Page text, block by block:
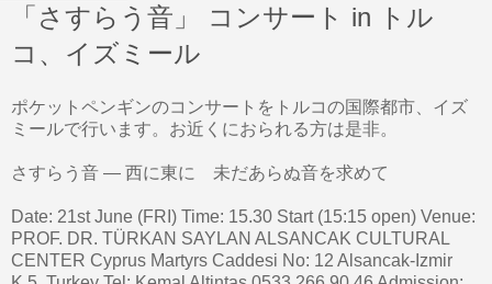
「さすらう音」 コンサート in トル
コ、イズミール
ポケットペンギンのコンサートをトルコの国際都市、イズ
ミールで行います。お近くにおられる方は是非。
さすらう音 ― 西に東に 未だあらぬ音を求めて
Date: 21st June (FRI) Time: 15.30 Start (15:15 open) Venue:
PROF. DR. TÜRKAN SAYLAN ALSANCAK CULTURAL
CENTER Cyprus Martyrs Caddesi No: 12 Alsancak-Izmir